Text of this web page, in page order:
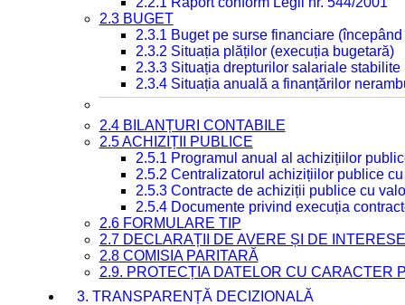
2.3 BUGET
2.3.1 Buget pe surse financiare
2.3.2 Situația plăților (execuția bugetară)
2.3.3 Situația drepturilor salariale
2.3.4 Situația anuală a finanțărilor
2.4 BILANȚURI CONTABILE
2.5 ACHIZIȚII PUBLICE
2.5.1 Programul anual al achizițiilor
2.5.2 Centralizatorul achizițiilor publice
2.5.3 Contracte de achiziții publice cu
2.5.4 Documente privind execuția
2.6 FORMULARE TIP
2.7 DECLARAȚII DE AVERE ȘI DE INTERESE
2.8 COMISIA PARITARĂ
2.9. PROTECȚIA DATELOR CU CARACTER
3. TRANSPARENȚĂ DECIZIONALĂ